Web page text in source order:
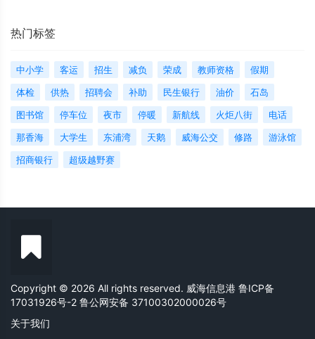
热门标签
中小学 客运 招生 减负 荣成 教师资格
假期
体检
供热 招聘会 补助 民生银行 油价
石岛
图书馆
停车位 夜市 停暖 新航线 火炬八街
电话
那香海
大学生 东浦湾 天鹅 威海公交 修路
游泳馆
招商银行
超级越野赛
Copyright © 2026 All rights reserved. 威海信息港 鲁ICP备
17031926号-2 鲁公网安备 37100302000026号
关于我们